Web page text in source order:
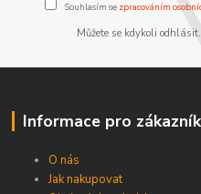
Souhlasím se zpracováním
Můžete se kdykoli
Informace pro
O nás
Jak nakupovat